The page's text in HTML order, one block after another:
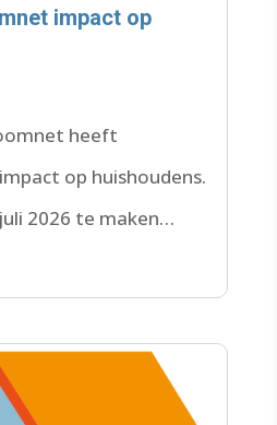
impact op
heeft
op huishoudens.
2026 te maken